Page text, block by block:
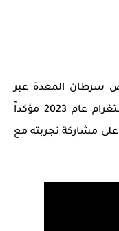
سرطان المعدة عبر
فيديو مؤثر نشره على حسابه في إنستغرام عام 2023 مؤكداً
مشاركة تجربته مع